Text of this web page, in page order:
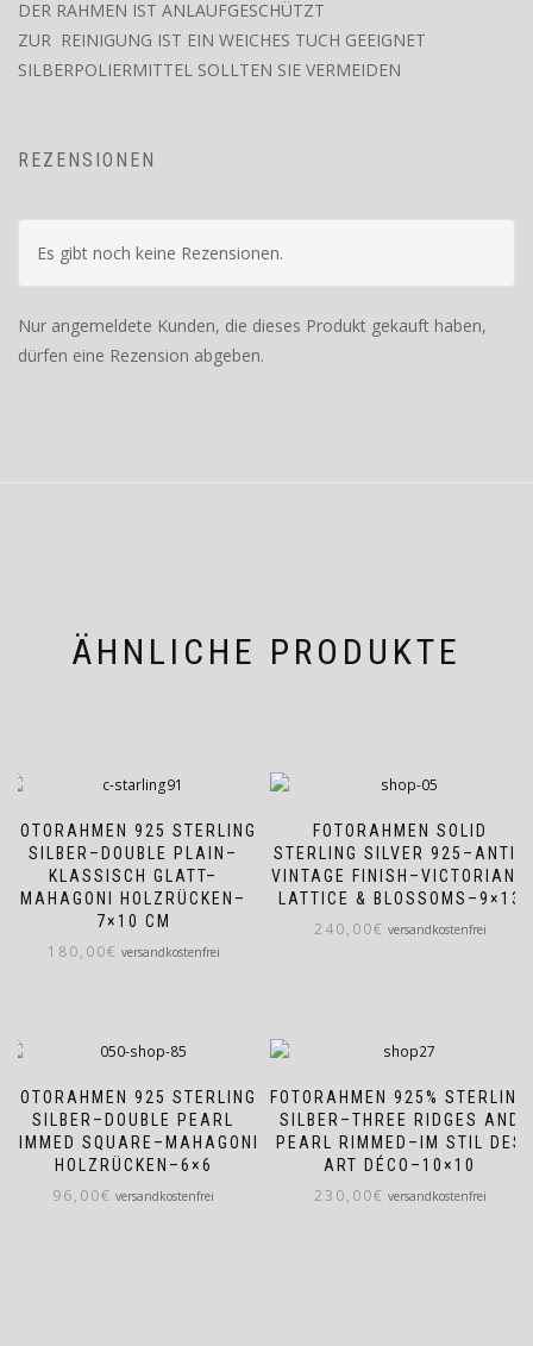
DER RAHMEN IST ANLAUFGESCHÜTZT
ZUR REINIGUNG IST EIN WEICHES TUCH GEEIGNET
SILBERPOLIERMITTEL SOLLTEN SIE VERMEIDEN
REZENSIONEN
Es gibt noch keine Rezensionen.
Nur angemeldete Kunden, die dieses Produkt gekauft haben,
dürfen eine Rezension abgeben.
ÄHNLICHE PRODUKTE
FOTORAHMEN 925 STERLING
SILBER–DOUBLE PLAIN–
KLASSISCH GLATT–
MAHAGONI HOLZRÜCKEN–
7×10 CM
180,00€ versandkostenfrei
FOTORAHMEN SOLID
STERLING SILVER 925–ANTIK
VINTAGE FINISH–VICTORIAN–
LATTICE & BLOSSOMS–9×13
240,00€ versandkostenfrei
FOTORAHMEN 925 STERLING
SILBER–DOUBLE PEARL
RIMMED SQUARE–MAHAGONI
HOLZRÜCKEN–6×6
96,00€ versandkostenfrei
FOTORAHMEN 925% STERLING
SILBER–THREE RIDGES AND
PEARL RIMMED–IM STIL DES
ART DÉCO–10×10
230,00€ versandkostenfrei